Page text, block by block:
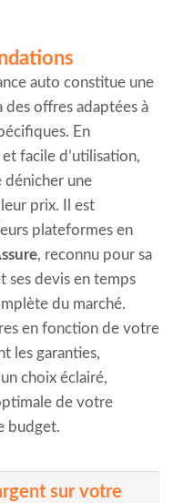
auto constitue une
des offres adaptées à
En
facile d’utilisation,
dénicher une
prix. Il est
plateformes en
, reconnu pour sa
ses devis en temps
du marché.
en fonction de votre
les garanties,
choix éclairé,
de votre
budget.
sur votre